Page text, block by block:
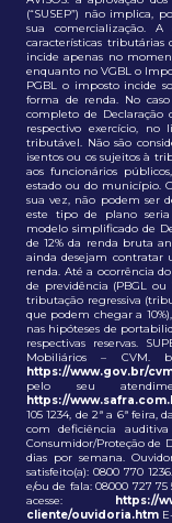
(“SUSEP”) não implica,
sua comercialização.
características tributárias
incide apenas no
enquanto no VGBL o
PGBL o imposto incide
forma de renda. No
completo de Declaração
respectivo exercício,
tributável. Não são
isentos ou os sujeitos à
aos funcionários
estado ou do município.
sua vez, não podem ser
este tipo de plano
modelo simplificado de
de 12% da renda bruta
ainda desejam contratar
renda. Até a ocorrência
de previdência (PBGL
tributação regressiva
que podem chegar a
nas hipóteses de
respectivas reservas.
Mobiliários – CVM.
https://www.gov.br/
pelo seu
https://
105 1234, de 2ª a 6ª feira,
com deficiência
Consumidor/Proteção de
dias por semana.
satisfeito(a): 0800 770
e/ou de fala: 08000 727 75
acesse: https://
cliente/ouvidoria.htm